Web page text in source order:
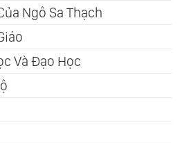
Ngô Sa Thạch
Và Đạo Học